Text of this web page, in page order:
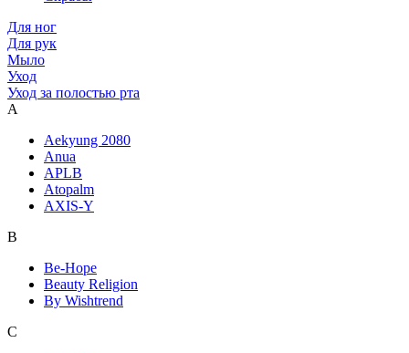
Для ног
Для рук
Мыло
Уход
Уход за полостью рта
A
Aekyung 2080
Anua
APLB
Atopalm
AXIS-Y
B
Be-Hope
Beauty Religion
By Wishtrend
C